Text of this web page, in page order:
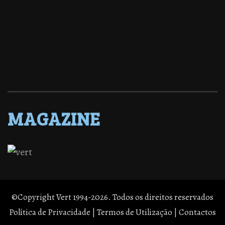
MAGAZINE
©Copyright Vert 1994-2026. Todos os direitos reservados
Política de Privacidade | Termos de Utilização | Contactos